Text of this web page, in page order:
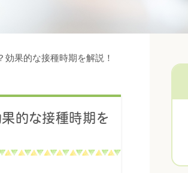
果的な接種時期を解説！
的な接種時期を